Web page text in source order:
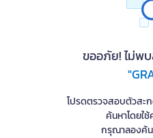
ขออภัย! ไม่พ
โปรดตรวจสอบตัวสะ
ค้นหาโดยใ
กรุณาลองค้